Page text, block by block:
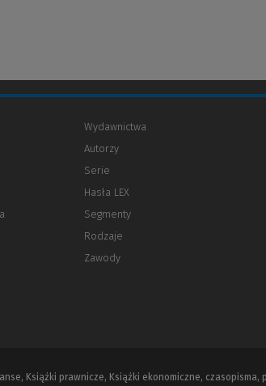
Wydawnictwa
Autorzy
Serie
Hasła LEX
Segmenty
Rodzaje
Zawody
Książki prawnicze, Książki ekonomiczne, czasopisma,